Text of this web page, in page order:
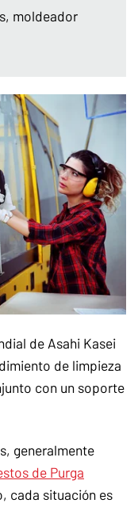
moldeador
de Asahi Kasei
de limpieza
con un soporte
generalmente
de Purga
cada situación es